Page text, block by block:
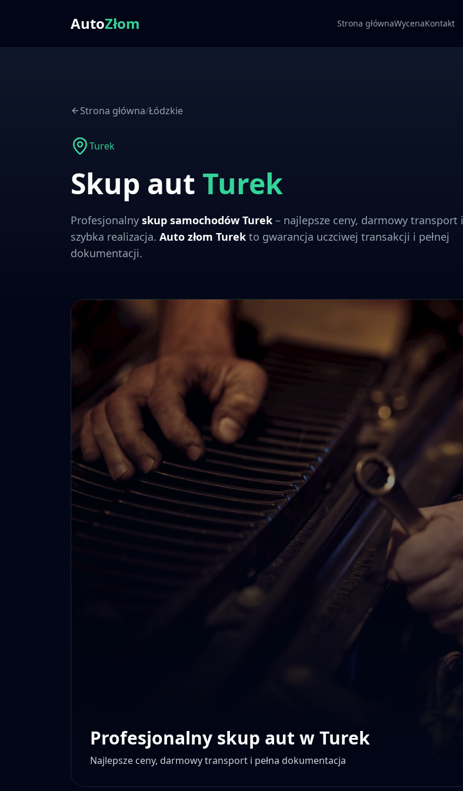
AutoZłom Strona głównaWycenaKontakt
Strona główna/Łódzkie
Turek
Skup aut Turek
Profesjonalny skup samochodów Turek – najlepsze ceny, darmowy transport i
szybka realizacja. Auto złom Turek to gwarancja uczciwej transakcji i pełnej
dokumentacji.
Profesjonalny skup aut wTurek
Najlepsze ceny, darmowy transport i pełna dokumentacja